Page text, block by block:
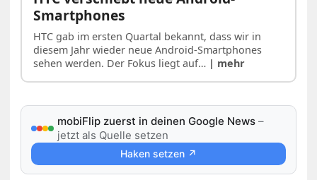
Smartphones
HTC gab im ersten Quartal bekannt, dass wir in
diesem Jahr wieder neue Android-Smartphones
sehen werden. Der Fokus liegt auf… | mehr
mobiFlip zuerst in deinen Google News –
jetzt als Quelle setzen
Haken setzen ↗